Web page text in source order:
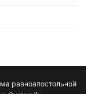
равноапостольной